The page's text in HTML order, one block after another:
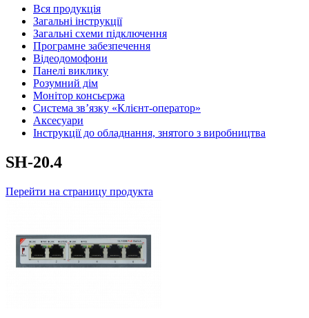
Вся продукція
Загальні інструкції
Загальні схеми підключення
Програмне забезпечення
Відеодомофони
Панелі виклику
Розумний дім
Монітор консьєржа
Система зв’язку «Клієнт-оператор»
Аксесуари
Інструкції до обладнання, знятого з виробництва
SH-20.4
Перейти на страницу продукта